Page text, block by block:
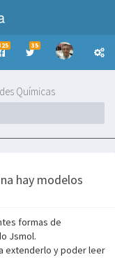
35
Químicas
hay modelos
formas de
Jsmol.
extenderlo y poder leer